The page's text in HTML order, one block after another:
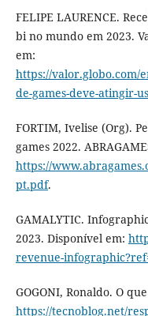
FELIPE LAURENCE.
bi no mundo em 2023.
em:
https://valor.globo.com/
de-games-deve-atingir-
FORTIM, Ivelise (Org).
games 2022.
https://
pt.pdf.
GAMALYTIC.
2023. Disponível em:
revenue-
GOGONI, Ronaldo. O
https://tecnoblog.net/